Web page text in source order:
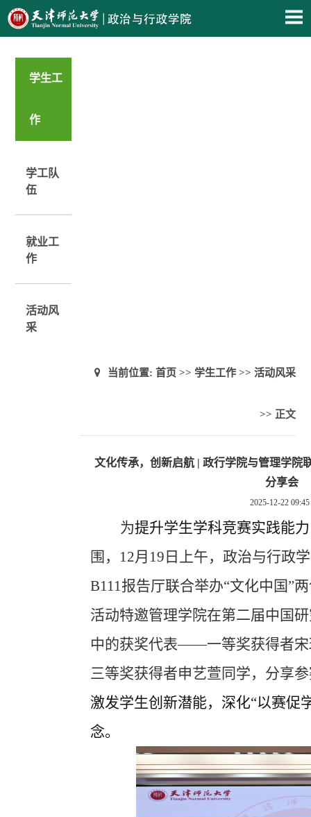
学生工
作
学工队
伍
就业工
作
活动风
采
当前位置: 首页 >> 学生工作>> 活动风采
>> 正文
文化传承，创新启航 | 政行学院与管理学院
分享会
2025-12-22 09:45
为提升学生学科竞赛实践能
围， 12月19日上午，政治与行政
B111报告厅联合举办“文化中国”
活动特邀管理学院在第二届中国
中的获奖代表——一等奖获得者宋
三等奖获得者申艺萱同学，分享
激发学生创新潜能，深化“以赛促
念。